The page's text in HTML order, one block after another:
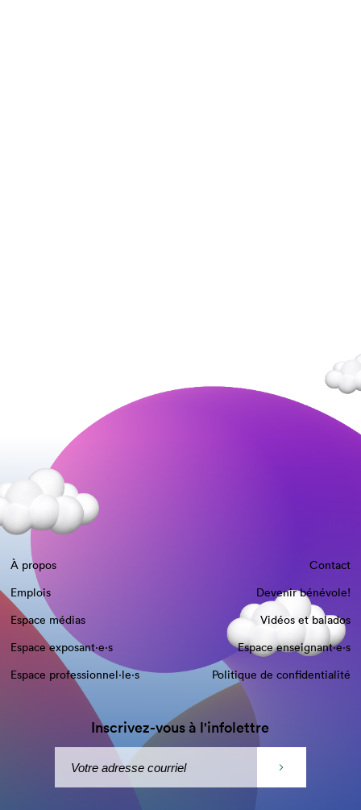
À propos
Contact
Emplois
Devenir bénévole!
Espace médias
Vidéos et balados
Espace exposant·e⋅s
Espace enseignant·e⋅s
Espace professionnel·le⋅s
Politique de confidentialité
Inscrivez-vous à l'infolettre